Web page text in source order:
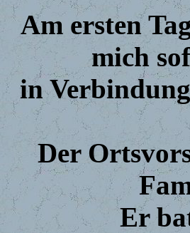
Am ersten
mich
in
Der
Er